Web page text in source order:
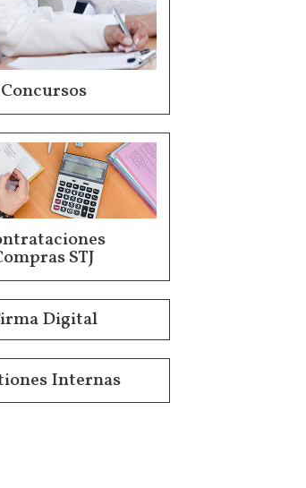
Concursos
STJ
Digital
Internas